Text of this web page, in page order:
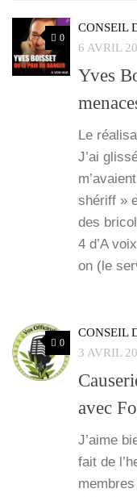
0
CONSEIL
6 AVRIL
Yves
Le
J’ai
shé­riff »
des
4 d’A
on (le
0
CONSEIL
3 AVRIL
avec
J’aime
fait de
membres